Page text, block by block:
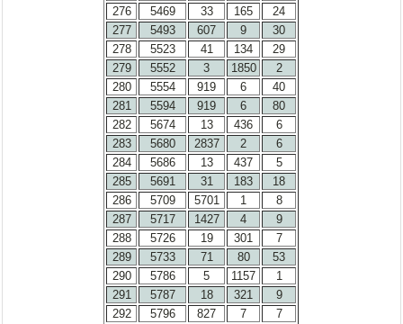
276
5469 33 165
24
277
5493 607 9
30
278
5523 41 134
29
279
5552 3 1850
2
280
5554 919 6
40
281
5594 919 6
80
282
5674 13 436
6
283
5680 2837 2
6
284
5686 13 437
5
285
5691 31 183
18
286
5709 5701 1
8
287
5717 1427 4
9
288
5726 19 301
7
289
5733 71 80
53
290
5786 5 1157
1
291
5787 18 321
9
292
5796 827 7 7